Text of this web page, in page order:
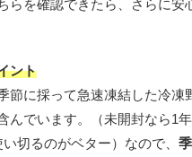
らを確認できたら、さらに安
ント
節に採って急速凍結した冷凍
んでいます。（未開封なら1
切るのがベター）なので、